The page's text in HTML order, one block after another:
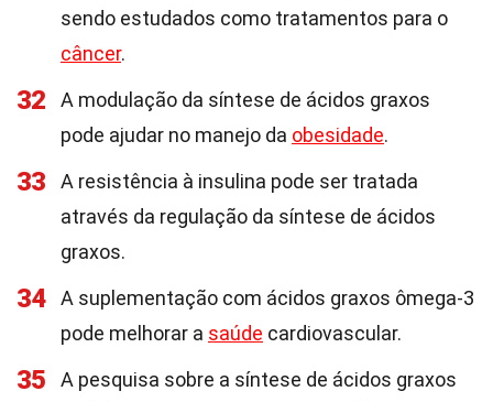
sendo estudados como tratamentos para o
câncer.
32
A modulação da síntese de ácidos graxos
pode ajudar no manejo da obesidade.
33
A resistência à insulina pode ser tratada
através da regulação da síntese de ácidos
graxos.
34
A suplementação com ácidos graxos ômega-3
pode melhorar a saúde cardiovascular.
35
A pesquisa sobre a síntese de ácidos graxos